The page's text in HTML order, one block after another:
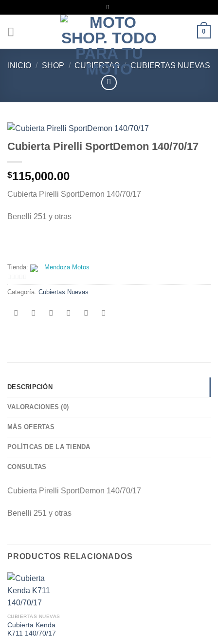
contenido
0
INICIO / SHOP / CUBIERTAS / CUBIERTAS NUEVAS
Cubierta Pirelli SportDemon 140/70/17
$115,000.00
Cubierta Pirelli SportDemon 140/70/17
Benelli 251 y otras
Tienda: Mendoza Motos
0
de
Categoría: Cubiertas Nuevas
DESCRIPCIÓN
VALORACIONES (0)
MÁS OFERTAS
POLÍTICAS DE LA TIENDA
CONSULTAS
Cubierta Pirelli SportDemon 140/70/17
Benelli 251 y otras
PRODUCTOS RELACIONADOS
CUBIERTAS NUEVAS
Cubierta Kenda
K711 140/70/17